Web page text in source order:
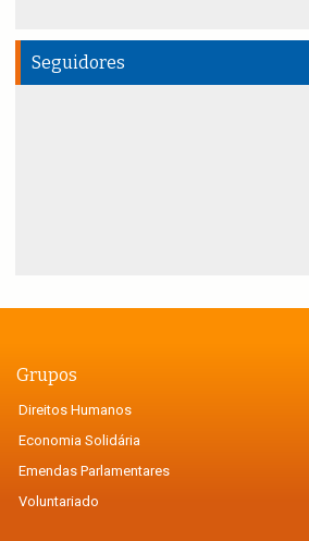
Seguidores
Grupos
Direitos Humanos
Economia Solidária
Emendas Parlamentares
Voluntariado